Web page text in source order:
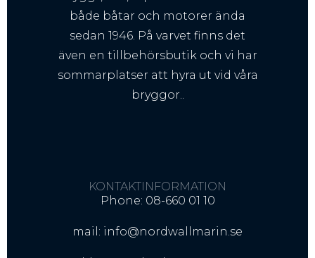
både båtar och motorer ända
sedan 1946. På varvet finns det
även en tillbehörsbutik och vi har
sommarplatser att hyra ut vid våra
bryggor..
KONTAKTINFORMATION
Phone: 08-660 01 10
mail: info@nordwallmarin.se